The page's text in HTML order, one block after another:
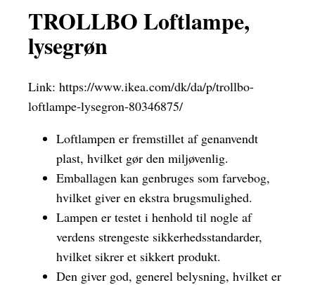
TROLLBO Loftlampe,
lysegrøn
Link: https://www.ikea.com/dk/da/p/trollbo-
loftlampe-lysegron-80346875/
Loftlampen er fremstillet af genanvendt
plast, hvilket gør den miljøvenlig.
Emballagen kan genbruges som farvebog,
hvilket giver en ekstra brugsmulighed.
Lampen er testet i henhold til nogle af
verdens strengeste sikkerhedsstandarder,
hvilket sikrer et sikkert produkt.
Den giver god, generel belysning, hvilket er